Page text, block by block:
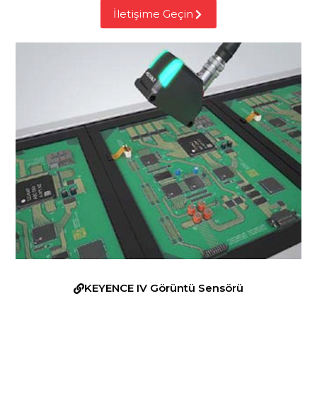
İletişime Geçin
KEYENCE IV Görüntü Sensörü